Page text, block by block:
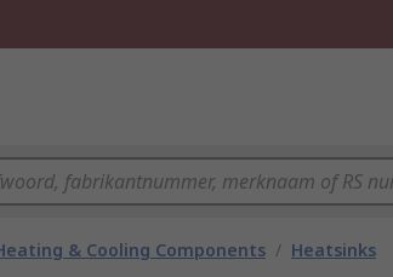
& Cooling Components / Heatsinks